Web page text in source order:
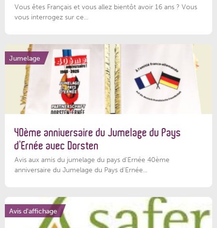
Vous êtes Français et vous allez bientôt avoir 16 ans ? Vous
vous interrogez sur ce...
Jumelage
40ème anniversaire du Jumelage du Pays
d’Ernée avec Dorsten
Avis aux amis du jumelage du pays d'Ernée 40ème
anniversaire du Jumelage du Pays d'Ernée...
Avis d'affichage